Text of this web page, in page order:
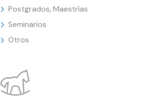
Postgrados, Maestrías
Seminarios
Otros